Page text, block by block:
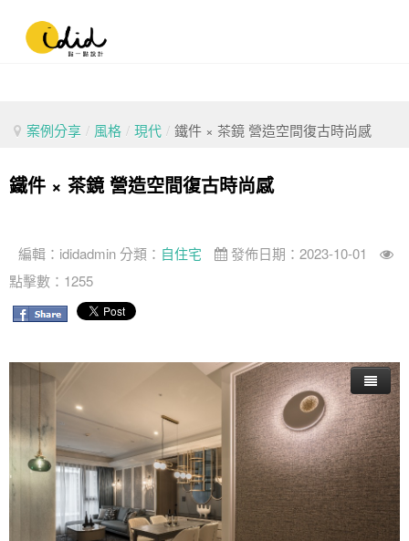
案例分享 / 風格 / 現代 / 鐵件 × 茶鏡 營造空間復古時尚感
鐵件 × 茶鏡 營造空間復古時尚感
編輯： ididadmin 分類： 自住宅
發佈日期：2023-10-01
點擊數：1255